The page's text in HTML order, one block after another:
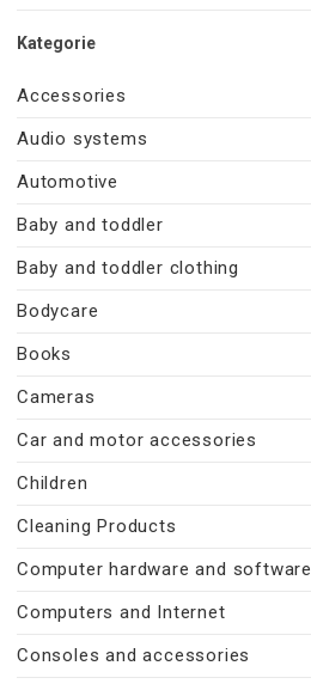
Kategorie
Accessories
Audio systems
Automotive
Baby and toddler
Baby and toddler clothing
Bodycare
Books
Cameras
Car and motor accessories
Children
Cleaning Products
Computer hardware and software
Computers and Internet
Consoles and accessories